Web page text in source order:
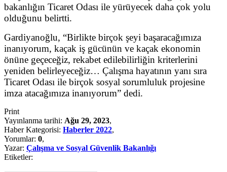
bakanlığın Ticaret Odası ile yürüyecek daha çok yolu
olduğunu belirtti.
Gardiyanoğlu, “Birlikte birçok şeyi başaracağımıza
inanıyorum, kaçak iş gücünün ve kaçak ekonomin
önüne geçeceğiz, rekabet edilebilirliğin kriterlerini
yeniden belirleyeceğiz… Çalışma hayatının yanı sıra
Ticaret Odası ile birçok sosyal sorumluluk projesine
imza atacağımıza inanıyorum” dedi.
Print
Yayınlanma tarihi: Ağu 29, 2023,
Haber Kategorisi: Haberler 2022,
Yorumlar: 0,
Yazar: Çalışma ve Sosyal Güvenlik Bakanlığı
Etiketler: